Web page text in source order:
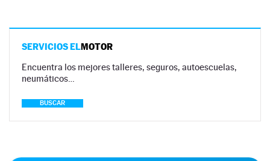
SERVICIOS ELMOTOR
Encuentra los mejores talleres, seguros, autoescuelas,
neumáticos…
BUSCAR